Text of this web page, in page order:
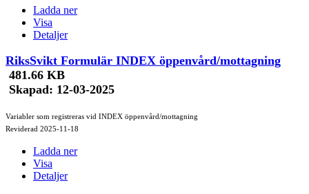
Ladda ner
Visa
Detaljer
RiksSvikt Formulär INDEX öppenvård/mottagning
481.66 KB
Skapad: 12-03-2025
Variabler som registreras vid INDEX öppenvård/mottagning
Reviderad 2025-11-18
Ladda ner
Visa
Detaljer